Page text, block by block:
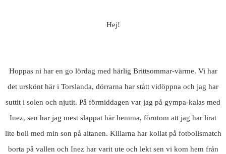
Hej!
Hoppas ni har en go lördag med härlig Brittsommar-värme. Vi har
det urskönt här i Torslanda, dörrarna har stått vidöppna och jag har
suttit i solen och njutit. På förmiddagen var jag på gympa-kalas med
Inez, sen har jag mest slappat här hemma, förutom att jag har lirat
lite boll med min son på altanen. Killarna har kollat på fotbollsmatch
borta på vallen och Inez har varit ute och lekt sen vi kom hem från